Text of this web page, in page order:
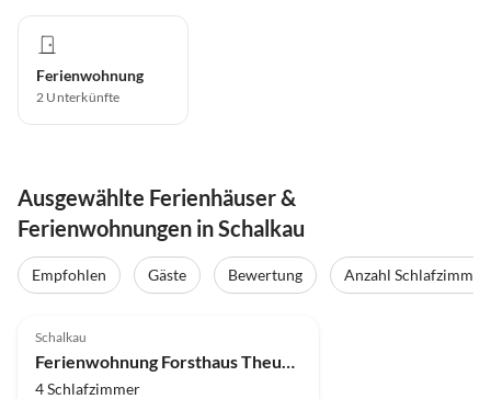
Ferienwohnung
2 Unterkünfte
Ausgewählte Ferienhäuser &
Ferienwohnungen in Schalkau
Empfohlen Gäste Bewertung
Anzahl Schlafzimmer
Schalkau
4 Schlafzimmer